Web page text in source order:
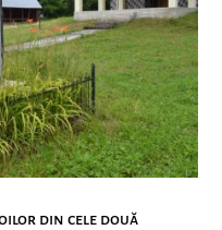
din cele două